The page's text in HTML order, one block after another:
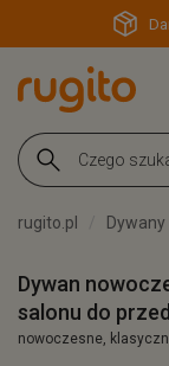
rugito.pl Dywany
Dywan
salonu do
nowoczesne,